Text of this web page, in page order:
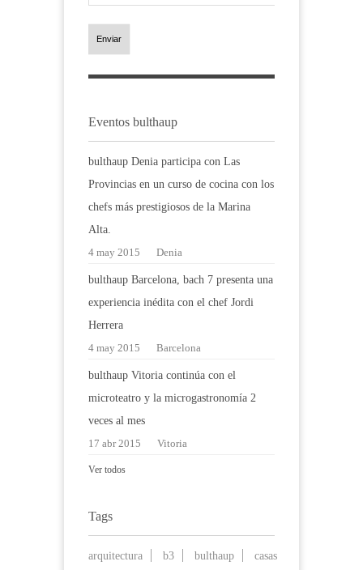
Enviar
Eventos bulthaup
bulthaup Denia participa con Las
Provincias en un curso de cocina con los
chefs más prestigiosos de la Marina
Alta.
4 may 2015 Denia
bulthaup Barcelona, bach 7 presenta una
experiencia inédita con el chef Jordi
Herrera
4 may 2015 Barcelona
bulthaup Vitoria continúa con el
microteatro y la microgastronomía 2
veces al mes
17 abr 2015 Vitoria
Ver todos
Tags
arquitectura b3 bulthaup
casas